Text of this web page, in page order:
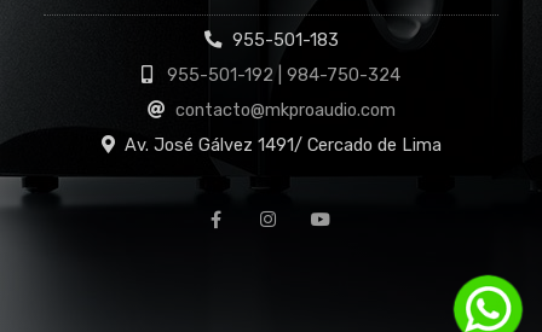
955-501-183
955-501-192 | 984-750-324
contacto@mkproaudio.com
Av. José Gálvez 1491/ Cercado de Lima